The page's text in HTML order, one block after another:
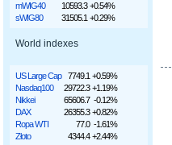
mWIG40
10593.3 +0.54%
sWIG80
31505.1 +0.29%
World indexes
US Large Cap 7749.1 +0.59%
Nasdaq100
29722.3 +1.19%
Nikkei
65606.7 -0.12%
DAX
26355.3 +0.82%
Ropa WTI
77.0 -1.61%
Złoto
4344.4 +2.44%